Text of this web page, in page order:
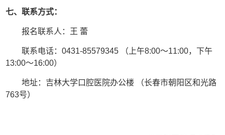
七、联系方式：
报名联系人：王 蕾
联系电话：0431-85579345 （上午8:00～11:00，下午
13:00～16:00）
地址：吉林大学口腔医院办公楼
（长春市朝阳区和光路
763号）